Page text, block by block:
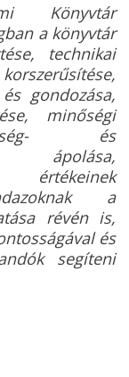
Könyvtár
a könyvtár
technikai
gondozása,
minőségi
és
ápolása,
értékeinek
a
révén is,
és
segíteni